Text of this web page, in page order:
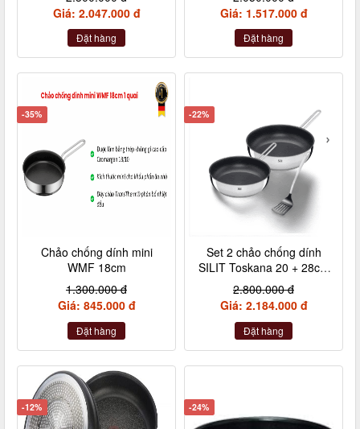
Giá: 2.047.000 đ
Đặt hàng
Giá: 1.517.000 đ
Đặt hàng
-35%
Chảo chống dính mini
WMF 18cm
1.300.000 đ
Giá: 845.000 đ
Đặt hàng
-22%
Set 2 chảo chống dính
SILIT Toskana 20 + 28cm
kèm xẻng
2.800.000 đ
Giá: 2.184.000 đ
Đặt hàng
-12% -24%